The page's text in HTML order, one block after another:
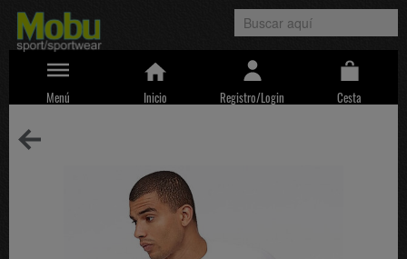
Menú Inicio Registro/Login Cesta